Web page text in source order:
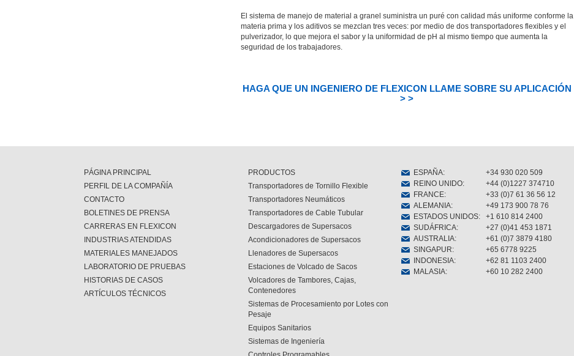
El sistema de manejo de material a granel suministra un puré con calidad más uniforme conforme la
materia prima y los aditivos se mezclan tres veces: por medio de dos transportadores flexibles y el
pulverizador, lo que mejora el sabor y la uniformidad de pH al mismo tiempo que aumenta la
seguridad de los trabajadores.
HAGA QUE UN INGENIERO DE FLEXICON LLAME SOBRE SU APLICACIÓN
> >
PÁGINA PRINCIPAL
PERFIL DE LA COMPAÑÍA
CONTACTO
BOLETINES DE PRENSA
CARRERAS EN FLEXICON
INDUSTRIAS ATENDIDAS
MATERIALES MANEJADOS
LABORATORIO DE PRUEBAS
HISTORIAS DE CASOS
ARTÍCULOS TÉCNICOS
PRODUCTOS
Transportadores de Tornillo Flexible
Transportadores Neumáticos
Transportadores de Cable Tubular
Descargadores de Supersacos
Acondicionadores de Supersacos
Llenadores de Supersacos
Estaciones de Volcado de Sacos
Volcadores de Tambores, Cajas,
Contenedores
Sistemas de Procesamiento por Lotes con
Pesaje
Equipos Sanitarios
Sistemas de Ingeniería
ESPAÑA:
+34 930 020 509
REINO UNIDO:
+44 (0)1227 374710
FRANCE:
+33 (0)7 61 36 56 12
ALEMANIA:
+49 173 900 78 76
ESTADOS UNIDOS:
+1 610 814 2400
SUDÁFRICA:
+27 (0)41 453 1871
AUSTRALIA:
+61 (0)7 3879 4180
SINGAPUR:
+65 6778 9225
INDONESIA:
+62 81 1103 2400
MALASIA: +60 10 282 2400